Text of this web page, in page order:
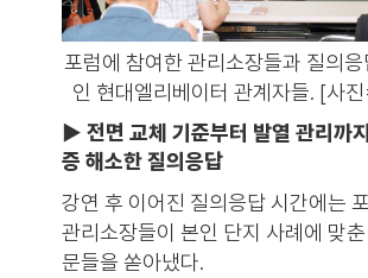
포럼에 참여한 관리소장들과 질의
인 현대엘리베이터 관계자들. [사
▶ 전면 교체 기준부터 발열 관리까
증 해소한 질의응답
강연 후 이어진 질의응답 시간에는
관리소장들이 본인 단지 사례에 맞
문들을 쏟아냈다.